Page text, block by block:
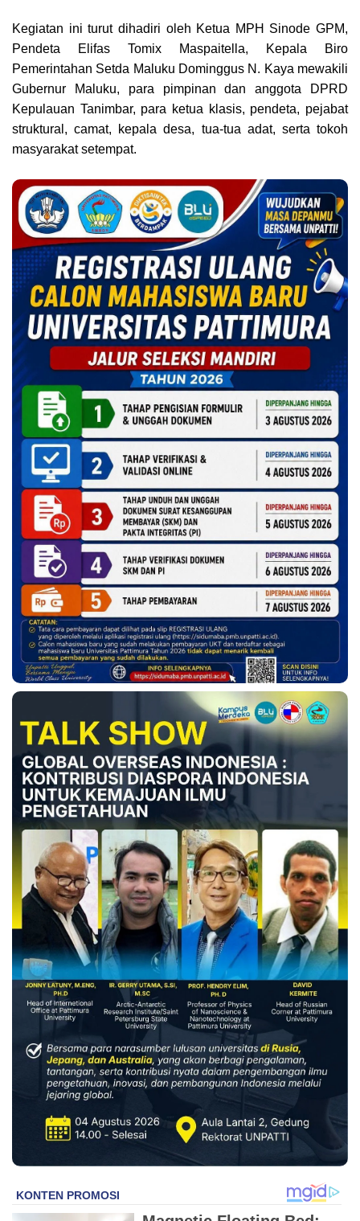
Kegiatan ini turut dihadiri oleh Ketua MPH Sinode GPM,
Pendeta Elifas Tomix Maspaitella, Kepala Biro
Pemerintahan Setda Maluku Dominggus N. Kaya mewakili
Gubernur Maluku, para pimpinan dan anggota DPRD
Kepulauan Tanimbar, para ketua klasis, pendeta, pejabat
struktural, camat, kepala desa, tua-tua adat, serta tokoh
masyarakat setempat.